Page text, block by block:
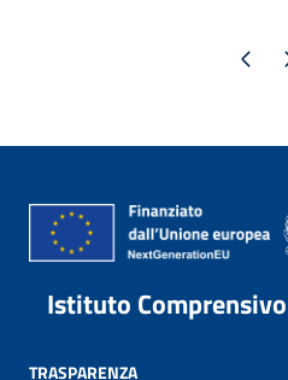
Pagina Pagina
Istituto
TRASPARENZA